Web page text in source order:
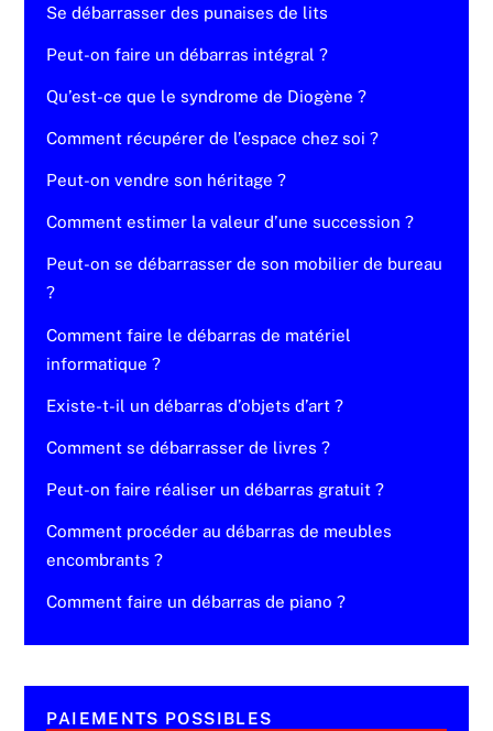
Se débarrasser des punaises de lits
Peut-on faire un débarras intégral ?
Qu’est-ce que le syndrome de Diogène ?
Comment récupérer de l’espace chez soi ?
Peut-on vendre son héritage ?
Comment estimer la valeur d’une succession ?
Peut-on se débarrasser de son mobilier de bureau
?
Comment faire le débarras de matériel
informatique ?
Existe-t-il un débarras d’objets d’art ?
Comment se débarrasser de livres ?
Peut-on faire réaliser un débarras gratuit ?
Comment procéder au débarras de meubles
encombrants ?
Comment faire un débarras de piano ?
PAIEMENTS POSSIBLES